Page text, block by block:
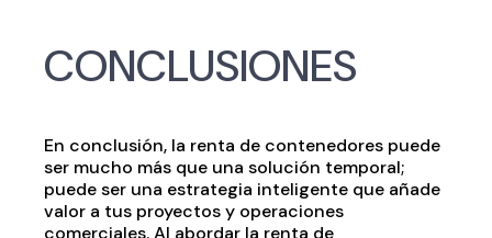
CONCLUSIONES
En conclusión, la renta de contenedores puede
ser mucho más que una solución temporal;
puede ser una estrategia inteligente que añade
valor a tus proyectos y operaciones
comerciales. Al abordar la renta de